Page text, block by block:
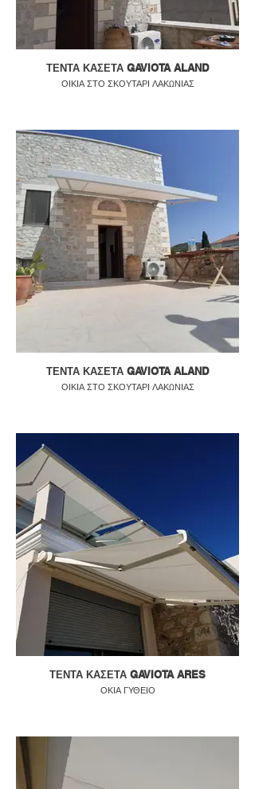
ΤΕΝΤΑ ΚΑΣΕΤΑ GAVIOTA ALAND
ΟΙΚΙΑ ΣΤΟ ΣΚΟΥΤΑΡΙ ΛΑΚΩΝΙΑΣ
ΤΕΝΤΑ ΚΑΣΕΤΑ GAVIOTA ALAND
ΟΙΚΙΑ ΣΤΟ ΣΚΟΥΤΑΡΙ ΛΑΚΩΝΙΑΣ
ΤΕΝΤΑ ΚΑΣΕΤΑ GAVIOTA ARES
ΟΚΙΑ ΓΥΘΕΙΟ